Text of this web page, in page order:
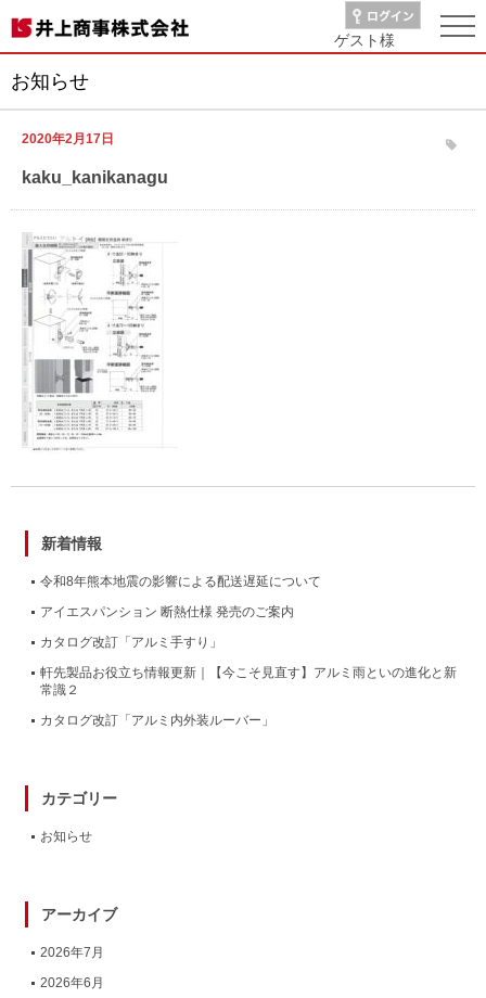
ゲスト様
お知らせ
2020年2月17日
kaku_kanikanagu
新着情報
令和8年熊本地震の影響による配送遅延について
アイエスパンション 断熱仕様 発売のご案内
カタログ改訂「アルミ手すり」
軒先製品お役立ち情報更新｜【今こそ見直す】アルミ雨といの進化と新
常識２
カタログ改訂「アルミ内外装ルーバー」
カテゴリー
お知らせ
アーカイブ
2026年7月
2026年6月